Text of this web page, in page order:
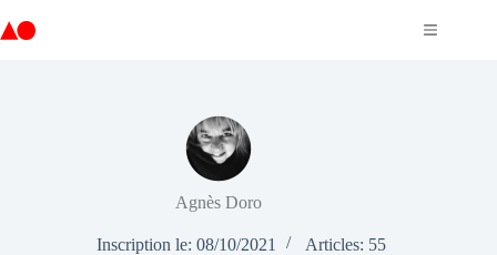
au
Agnès Doro
Inscription le: 08/10/2021 Articles: 55